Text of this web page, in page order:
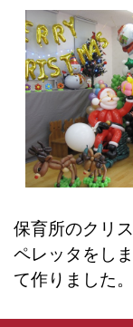
保育所のクリ
ペレッタをし
て作りました。